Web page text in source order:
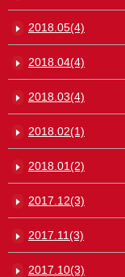
2018.05(4)
2018.04(4)
2018.03(4)
2018.02(1)
2018.01(2)
2017.12(3)
2017.11(3)
2017.10(3)